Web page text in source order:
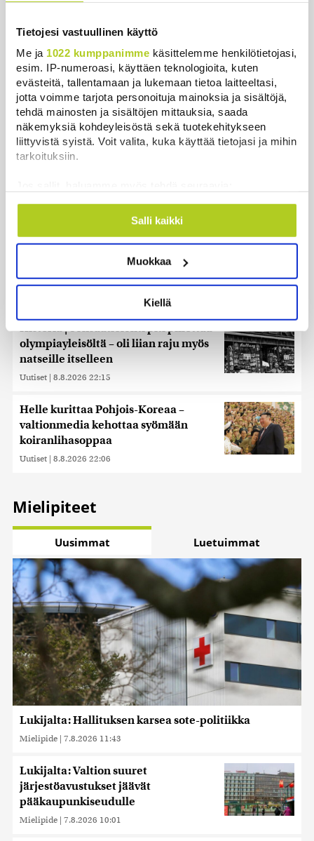
Tietojesi vastuullinen käyttö
Me ja 1022 kumppanimme käsittelemme henkilötietojasi,
esim. IP-numeroasi, käyttäen teknologioita, kuten
evästeitä, tallentamaan ja lukemaan tietoa laitteeltasi,
jotta voimme tarjota personoituja mainoksia ja sisältöjä,
tehdä mainosten ja sisältöjen mittauksia, saada
näkemyksiä kohdeyleisöstä sekä tuotekehitykseen
liittyvistä syistä. Voit valita, kuka käyttää tietojasi ja mihin
tarkoituksiin.
Kerätä tietoja maantieteellisestä sijainnistasi,
mahdollisesti muutaman metrin tarkkuudella
ominaispiirteitä aktiivisesti (sormenjäljen
Lue lisää siitä, miten henkilötietojasi käsitellään ja miten
suostumustasi tai peruuttaa sen milloin vain
evästeilmoituksessa.
Käytämme evästeitä tarjoamamme sisällön ja mainosten
räätälöimiseen, sosiaalisen median ominaisuuksien
tukemiseen ja kävijämäärämme analysoimiseen. Lisäksi
alan kumppaneillemme tietoja siitä, miten käytät
sivustoamme. Kumppanimme voivat yhdistää näitä
tietoja muihin tietoihin, joita olet antanut heille tai joita on
kerätty, kun olet käyttänyt heidän palvelujaan. Tietoja
Salli kaikki
Muokkaa
Kiellä
Uutiset
Uusimmat Luetuimmat
Essee: Putinin Venäjä ammentaa panslavismin
perinteestä
Historia | Sensaatiolehti piti piilottaa
olympiayleisöltä – oli liian raju myös
natseille itselleen
Uutiset | 8.8.2026 22:15
Helle kurittaa Pohjois-Koreaa –
valtionmedia kehottaa syömään
koiranlihasoppaa
Uutiset | 8.8.2026 22:06
Mielipiteet
Uusimmat Luetuimmat
Lukijalta: Hallituksen karsea sote-politiikka
Mielipide | 7.8.2026 11:43
Lukijalta: Valtion suuret
järjestöavustukset jäävät
pääkaupunkiseudulle
Mielipide | 7.8.2026 10:01